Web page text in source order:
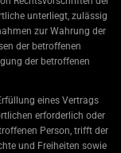
unterliegt, zulässig
zur Wahrung der
der betroffenen
der betroffenen
eines Vertrags
erforderlich oder
Person, trifft der
und Freiheiten sowie